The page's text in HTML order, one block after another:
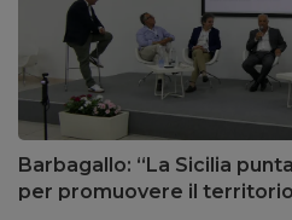
Barbagallo: “La Sicilia
per promuovere il